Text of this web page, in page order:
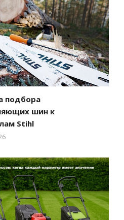
подбора
шин к
Stihl